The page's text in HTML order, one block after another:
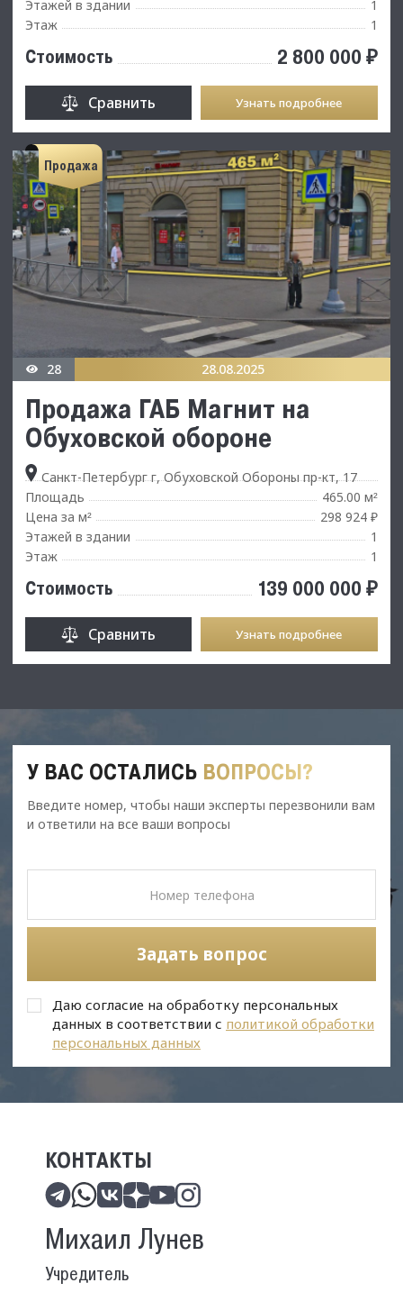
Этажей в здании
1
Этаж
1
Стоимость 2 800 000 ₽
Сравнить Узнать подробнее
Продажа
28 28.08.2025
Продажа ГАБ Магнит на
Обуховской обороне
Санкт-Петербург г, Обуховской Обороны пр-кт, 17
Площадь
465.00 м²
Цена за м²
298 924 ₽
Этажей в здании
1
Этаж
1
Стоимость 139 000 000 ₽
Сравнить Узнать подробнее
У ВАС ОСТАЛИСЬ ВОПРОСЫ?
Введите номер, чтобы наши эксперты перезвонили вам
и ответили на все ваши вопросы
Задать вопрос
Даю согласие на обработку персональных
данных в соответствии с политикой обработки
персональных данных
КОНТАКТЫ
Михаил Лунев
Учредитель